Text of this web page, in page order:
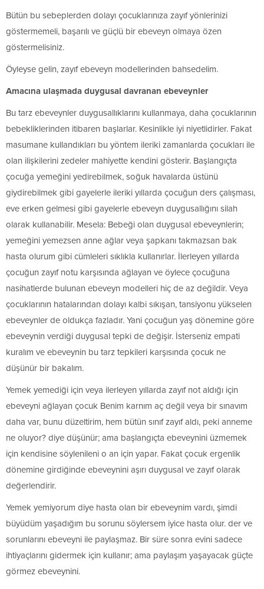
Bütün bu sebeplerden dolayı çocuklarınıza zayıf yönlerinizi
göstermemeli, başarılı ve güçlü bir ebeveyn olmaya özen
göstermelisiniz.
Öyleyse gelin, zayıf ebeveyn modellerinden bahsedelim.
Amacına ulaşmada duygusal davranan ebeveynler
Bu tarz ebeveynler duygusallıklarını kullanmaya, daha çocuklarının
bebekliklerinden itibaren başlarlar. Kesinlikle iyi niyetlidirler. Fakat
masumane kullandıkları bu yöntem ileriki zamanlarda çocukları ile
olan ilişkilerini zedeler mahiyette kendini gösterir. Başlangıçta
çocuğa yemeğini yedirebilmek, soğuk havalarda üstünü
giydirebilmek gibi gayelerle ileriki yıllarda çocuğun ders çalışması,
eve erken gelmesi gibi gayelerle ebeveyn duygusallığını silah
olarak kullanabilir. Mesela: Bebeği olan duygusal ebeveynlerin;
yemeğini yemezsen anne ağlar veya şapkanı takmazsan bak
hasta olurum gibi cümleleri sıklıkla kullanırlar. İlerleyen yıllarda
çocuğun zayıf notu karşısında ağlayan ve öylece çocuğuna
nasihatlerde bulunan ebeveyn modelleri hiç de az değildir. Veya
çocuklarının hatalarından dolayı kalbi sıkışan, tansiyonu yükselen
ebeveynler de oldukça fazladır. Yani çocuğun yaş dönemine göre
ebeveynin verdiği duygusal tepki de değişir. İsterseniz empati
kuralım ve ebeveynin bu tarz tepkileri karşısında çocuk ne
düşünür bir bakalım.
Yemek yemediği için veya ilerleyen yıllarda zayıf not aldığı için
ebeveyni ağlayan çocuk Benim karnım aç değil veya bir sınavım
daha var, bunu düzeltirim, hem bütün sınıf zayıf aldı, peki anneme
ne oluyor? diye düşünür; ama başlangıçta ebeveynini üzmemek
için kendisine söylenileni o an için yapar. Fakat çocuk ergenlik
dönemine girdiğinde ebeveynini aşırı duygusal ve zayıf olarak
değerlendirir.
Yemek yemiyorum diye hasta olan bir ebeveynim vardı, şimdi
büyüdüm yaşadığım bu sorunu söylersem iyice hasta olur. der ve
sorunlarını ebeveyni ile paylaşmaz. Bir süre sonra evini sadece
ihtiyaçlarını gidermek için kullanır; ama paylaşım yaşayacak güçte
görmez ebeveynini.